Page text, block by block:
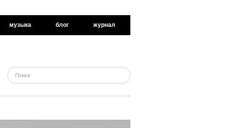
музыка блог журнал